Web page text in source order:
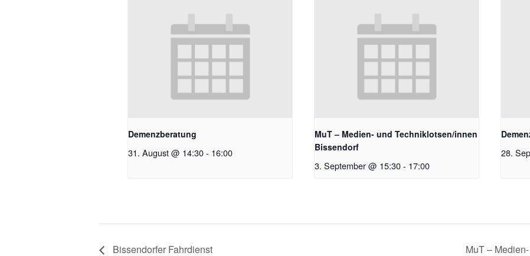
Demenzberatung
31. August @ 14:30- 16:00
MuT – Medien- und Techniklotsen/innen
Bissendorf
3. September @ 15:30- 17:00
28.
Bissendorfer Fahrdienst MuT –